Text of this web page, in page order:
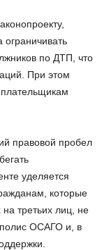
по ДТП, что
При этом
правовой пробел
уделяется
которые
третьих лиц, не
ОСАГО и, в